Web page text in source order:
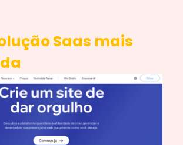
Saas mais